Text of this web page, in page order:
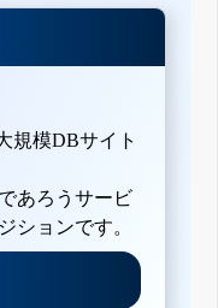
規模DBサイト
あろうサービ
ションです。